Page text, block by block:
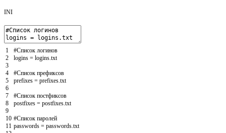
INI
1
2
3
4
5
6
7
8
9
10
11
#Список логинов
logins = logins.txt
#Список префиксов
prefixes = prefixes.txt
#Список постфиксов
postfixes = postfixes.txt
#Список паролей
passwords = passwords.txt